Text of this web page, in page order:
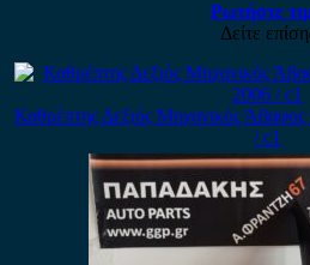
Ρωτήστε
Δείτε
Καθρέπτης Δεξιός Μηχανικός
/ c1